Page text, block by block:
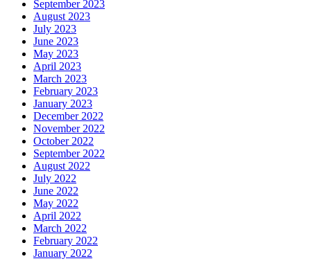
September 2023
August 2023
July 2023
June 2023
May 2023
April 2023
March 2023
February 2023
January 2023
December 2022
November 2022
October 2022
September 2022
August 2022
July 2022
June 2022
May 2022
April 2022
March 2022
February 2022
January 2022